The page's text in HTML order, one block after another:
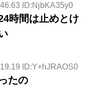
ID:NjbKA35y0
時間は止めとけ
ID:Y+hJRAOS0
たの